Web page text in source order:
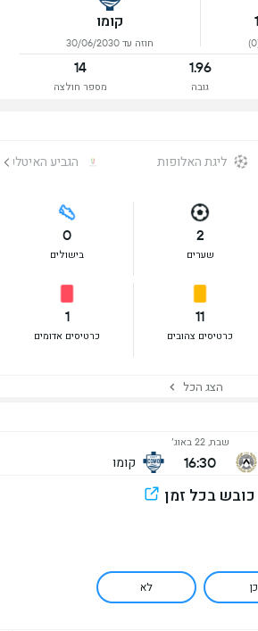
קומו
חוזה עד 30/06/2030
1.96
גובה
14
מספר חולצה
ליגת האלופות הגביע האיטלקי
2
שערים
0
בישולים
11
כרטיסים צהובים
1
כרטיסים אדומים
הצג הכל
שבת, 22 באוג׳
16:30 קומו
כובש בכל זמן
כן לא